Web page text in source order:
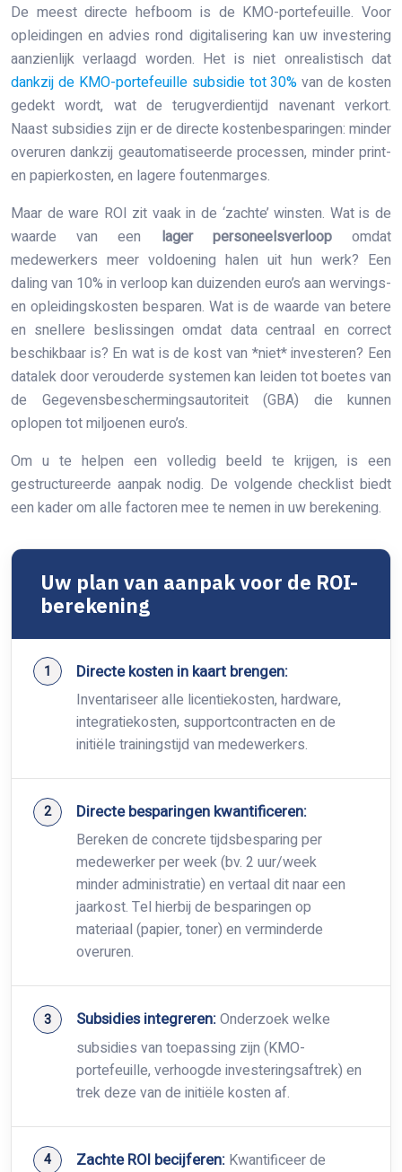
De meest directe hefboom is de KMO-portefeuille. Voor
opleidingen en advies rond digitalisering kan uw investering
aanzienlijk verlaagd worden. Het is niet onrealistisch dat
dankzij de KMO-portefeuille subsidie tot 30% van de kosten
gedekt wordt, wat de terugverdientijd navenant verkort.
Naast subsidies zijn er de directe kostenbesparingen: minder
overuren dankzij geautomatiseerde processen, minder print-
en papierkosten, en lagere foutenmarges.
Maar de ware ROI zit vaak in de ‘zachte’ winsten. Wat is de
waarde van een lager personeelsverloopomdat
medewerkers meer voldoening halen uit hun werk? Een
daling van 10% in verloop kan duizenden euro’s aan wervings-
en opleidingskosten besparen. Wat is de waarde van betere
en snellere beslissingen omdat data centraal en correct
beschikbaar is? En wat is de kost van *niet* investeren? Een
datalek door verouderde systemen kan leiden tot boetes van
de Gegevensbeschermingsautoriteit (GBA) die kunnen
oplopen tot miljoenen euro’s.
Om u te helpen een volledig beeld te krijgen, is een
gestructureerde aanpak nodig. De volgende checklist biedt
een kader om alle factoren mee te nemen in uw berekening.
Uw plan van aanpak voor de ROI-
berekening
Directe kosten in kaart brengen:
Inventariseer alle licentiekosten, hardware,
integratiekosten, supportcontracten en de
initiële trainingstijd van medewerkers.
Directe besparingen kwantificeren:
Bereken de concrete tijdsbesparing per
medewerker per week (bv. 2 uur/week
minder administratie) en vertaal dit naar een
jaarkost. Tel hierbij de besparingen op
materiaal (papier, toner) en verminderde
overuren.
Subsidies integreren:Onderzoek welke
subsidies van toepassing zijn (KMO-
portefeuille, verhoogde investeringsaftrek) en
trek deze van de initiële kosten af.
Zachte ROI becijferen: Kwantificeer de